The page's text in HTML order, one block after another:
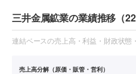
三井金属鉱業の業績推移（
連結ベースの売上高・利益・財政状態
売上高分解（原価・販管・営利）